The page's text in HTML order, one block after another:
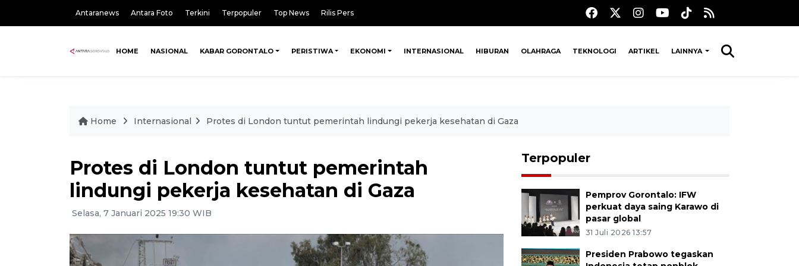
Antaranews Antara Foto Terkini Terpopuler Top News Rilis Pers
HOME NASIONAL KABAR GORONTALO PERISTIWA EKONOMI INTERNASIONAL HIBURAN OLAHRAGA TEKNOLOGI ARTIKEL LAINNYA
Home Internasional Protes di London tuntut pemerintah lindungi pekerja kesehatan di Gaza
Protes di London tuntut pemerintah
lindungi pekerja kesehatan di Gaza
Selasa, 7 Januari 2025 19:30 WIB
Terpopuler
Pemprov Gorontalo: IFW
perkuat daya saing Karawo di
pasar global
31 Juli 2026 13:57
Presiden Prabowo tegaskan